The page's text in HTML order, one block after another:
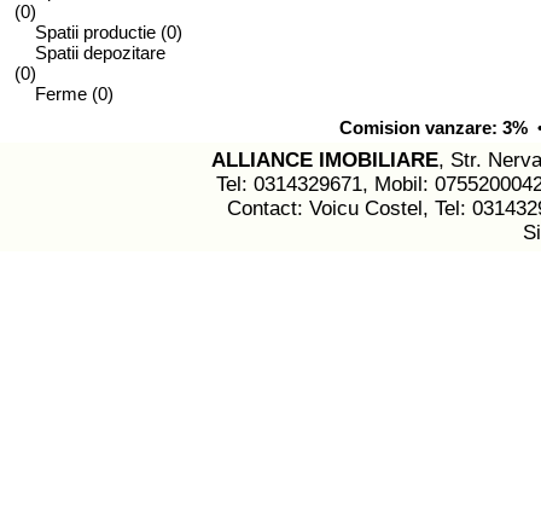
(0)
Spatii productie (0)
Spatii depozitare
(0)
Ferme (0)
Comision vanzare: 3%
ALLIANCE IMOBILIARE, Str.
Tel: 0314329671, Mobil:
Contact: Voicu Costel, Tel: